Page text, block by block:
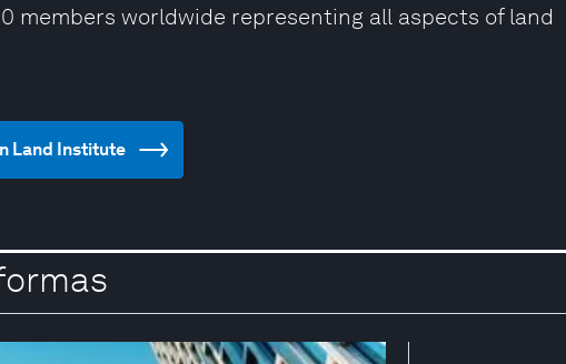
members worldwide representing all aspects of land
Land Institute